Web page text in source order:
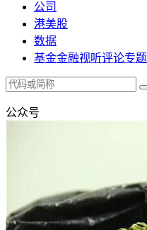
公司
港美股
数据
基金金融视听评论专题
公众号